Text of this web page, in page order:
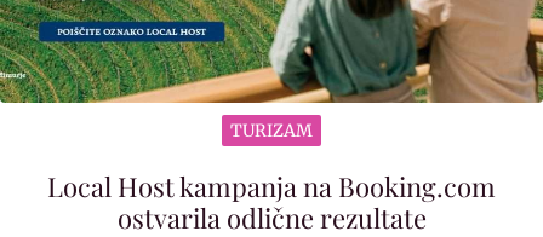
TURIZAM
Local Host kampanja na Booking.com
ostvarila odlične rezultate